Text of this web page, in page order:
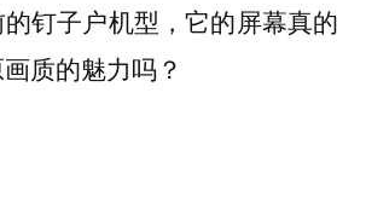
钉子户机型，它的屏幕真的
质的魅力吗？